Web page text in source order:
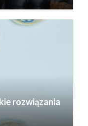
rozwiązania